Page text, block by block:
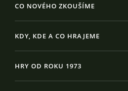
CO NOVÉHO ZKOUŠÍME
KDY, KDE A CO HRAJEME
HRY OD ROKU 1973